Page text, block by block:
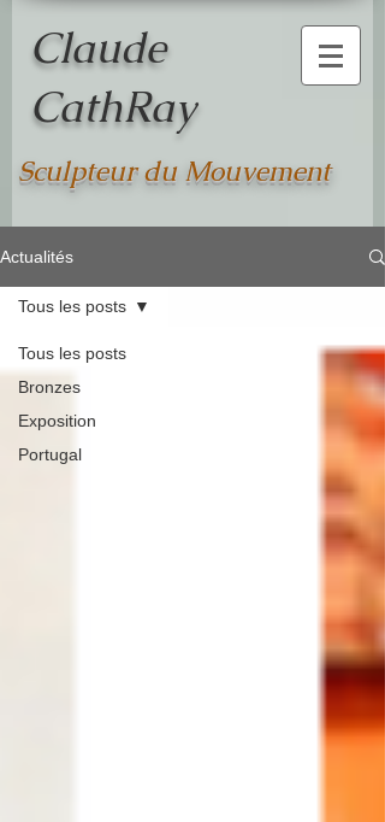
Claude
CathRay
Sculpteur du Mouvement
Actualités
Tous les posts
Bronzes
Exposition
Portugal
Tous les posts